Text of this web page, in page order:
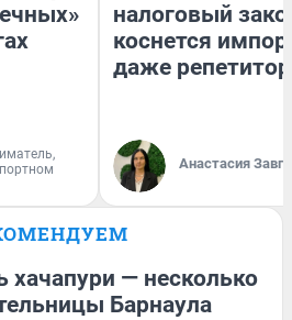
налоговый
коснется
даже
Анастасия
хачапури — несколько
Барнаула